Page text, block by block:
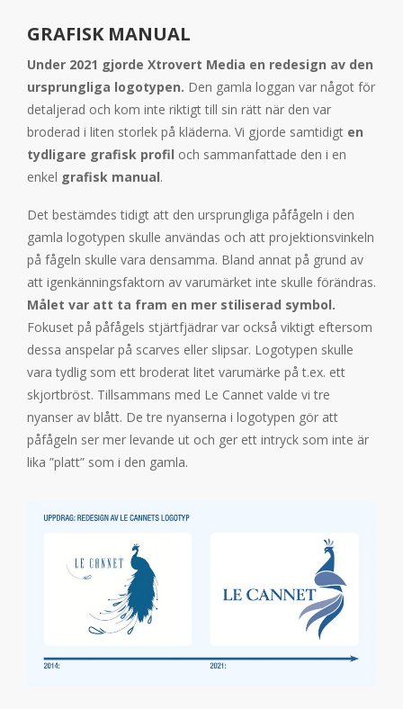
GRAFISK MANUAL
Under 2021 gjorde Xtrovert Media en redesign av den
ursprungliga logotypen. Den gamla loggan var något för
detaljerad och kom inte riktigt till sin rätt när den var
broderad i liten storlek på kläderna. Vi gjorde samtidigt en
tydligare grafisk profil och sammanfattade den i en
enkel grafisk manual.
Det bestämdes tidigt att den ursprungliga påfågeln i den
gamla logotypen skulle användas och att projektionsvinkeln
på fågeln skulle vara densamma. Bland annat på grund av
att igenkänningsfaktorn av varumärket inte skulle förändras.
Målet var att ta fram en mer stiliserad symbol.
Fokuset på påfågels stjärtfjädrar var också viktigt eftersom
dessa anspelar på scarves eller slipsar. Logotypen skulle
vara tydlig som ett broderat litet varumärke på t.ex. ett
skjortbröst. Tillsammans med Le Cannet valde vi tre
nyanser av blått. De tre nyanserna i logotypen gör att
påfågeln ser mer levande ut och ger ett intryck som inte är
lika ”platt” som i den gamla.